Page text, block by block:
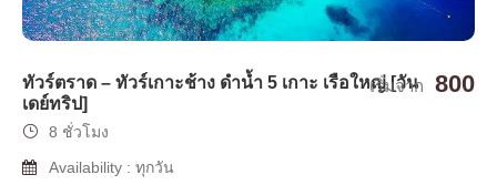
ทัวร์ตราด – ทัวร์เกาะช้าง ดำน้ำ 5 เกาะ เรือใหญ่ [วัน
เดย์ทริป]
เริ่มจาก 800
8 ชั่วโมง
Availability : ทุกวัน